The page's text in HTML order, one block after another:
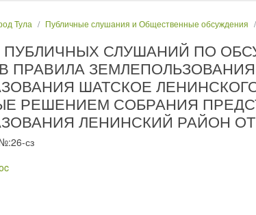
Тула Публичные слушания и Общественные обсуждения
ПУБЛИЧНЫХ СЛУШАНИЙ ПО
ПРАВИЛА
ШАТСКОЕ
РЕШЕНИЕМ СОБРАНИЯ
ЛЕНИНСКИЙ РАЙОН ОТ
сз